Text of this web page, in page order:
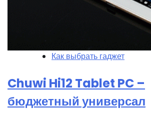
Как выбрать гаджет
Chuwi Hi12 Tablet PC –
бюджетный универсал